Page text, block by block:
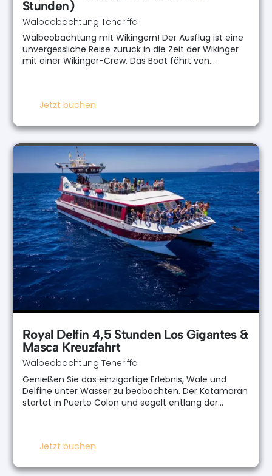
Stunden)
Walbeobachtung Teneriffa
Walbeobachtung mit Wikingern! Der Ausflug ist eine
unvergessliche Reise zurück in die Zeit der Wikinger
mit einer Wikinger-Crew. Das Boot fährt von…
Jetzt buchen
Royal Delfin 4,5 Stunden Los Gigantes &
Masca Kreuzfahrt
Walbeobachtung Teneriffa
Genießen Sie das einzigartige Erlebnis, Wale und
Delfine unter Wasser zu beobachten. Der Katamaran
startet in Puerto Colon und segelt entlang der…
Jetzt buchen